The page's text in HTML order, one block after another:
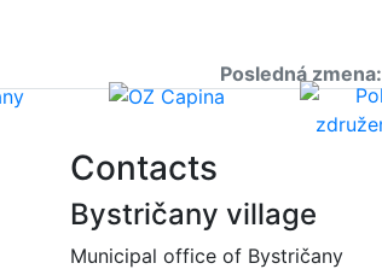
Posledná zmena:
Contacts
Bystričany village
Municipal office of Bystričany